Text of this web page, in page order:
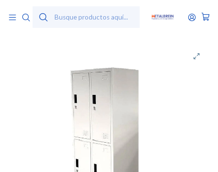
Locker Metálico 2 cuerpos 4 puertas